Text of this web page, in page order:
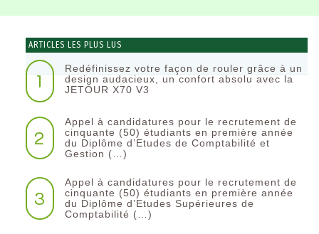
ARTICLES LES PLUS LUS
1
Redéfinissez votre façon de rouler grâce à un
design audacieux, un confort absolu avec la
JETOUR X70 V3
2
Appel à candidatures pour le recrutement de
cinquante (50) étudiants en première année
du Diplôme d’Etudes de Comptabilité et
Gestion (…)
3
Appel à candidatures pour le recrutement de
cinquante (50) étudiants en première année
du Diplôme d’Etudes Supérieures de
Comptabilité (…)